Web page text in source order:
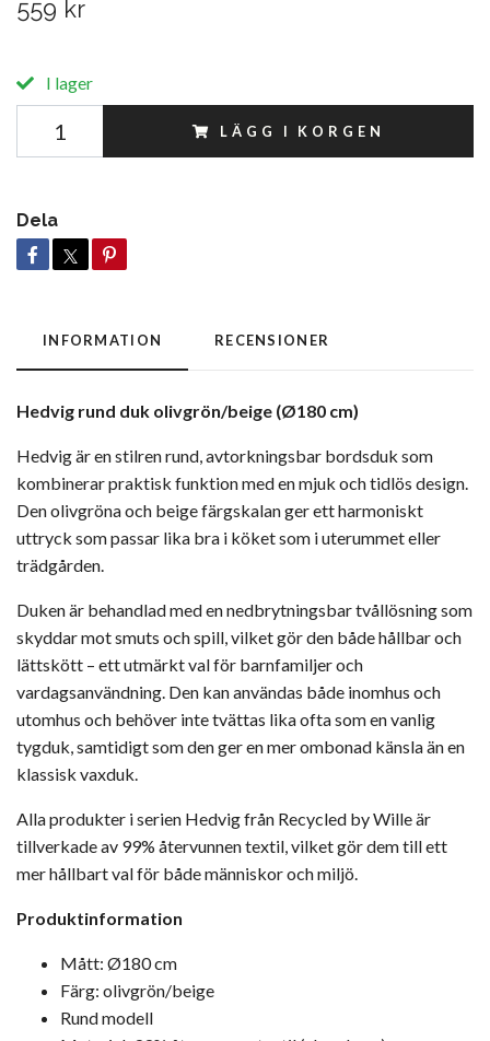
559 kr
I lager
LÄGG I KORGEN
Dela
INFORMATION RECENSIONER
Hedvig rund duk olivgrön/beige (Ø180 cm)
Hedvig är en stilren rund, avtorkningsbar bordsduk som
kombinerar praktisk funktion med en mjuk och tidlös design.
Den olivgröna och beige färgskalan ger ett harmoniskt
uttryck som passar lika bra i köket som i uterummet eller
trädgården.
Duken är behandlad med en nedbrytningsbar tvållösning som
skyddar mot smuts och spill, vilket gör den både hållbar och
lättskött – ett utmärkt val för barnfamiljer och
vardagsanvändning. Den kan användas både inomhus och
utomhus och behöver inte tvättas lika ofta som en vanlig
tygduk, samtidigt som den ger en mer ombonad känsla än en
klassisk vaxduk.
Alla produkter i serien Hedvig från Recycled by Willeär
tillverkade av 99% återvunnen textil, vilket gör dem till ett
mer hållbart val för både människor och miljö.
Produktinformation
Mått: Ø180 cm
Färg: olivgrön/beige
Rund modell